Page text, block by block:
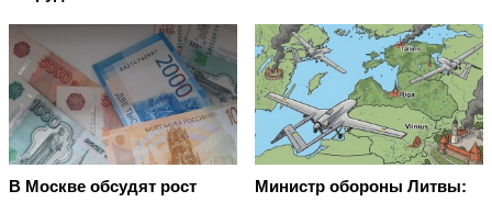
В Москве обсудят рост
Министр обороны Литвы: